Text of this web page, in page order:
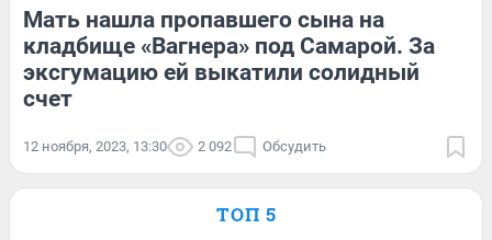
Мать нашла пропавшего сына на
кладбище «Вагнера» под Самарой. За
эксгумацию ей выкатили солидный
счет
12 ноября, 2023, 13:30 2 092 Обсудить
ТОП 5